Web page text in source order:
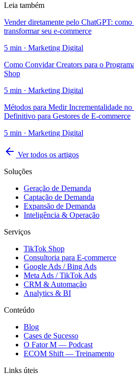
Leia também
Vender diretamente pelo ChatGPT:
transformar seu e-commerce
5 min · Marketing Digital
Como Convidar Creators para o
Shop
5 min · Marketing Digital
Métodos para Medir Incrementalidade
Definitivo para Gestores de E-commerce
5 min · Marketing Digital
Ver todos os artigos
Soluções
Geração de Demanda
Captação de Demanda
Expansão de Demanda
Inteligência & Operação
Serviços
TikTok Shop
Consultoria para E-commerce
Google Ads / Bing Ads
Meta Ads / TikTok Ads
CRM & Automação
Analytics & BI
Conteúdo
Blog
Cases de Sucesso
O Fator M — Podcast
ECOM Shift — Treinamento
Links úteis